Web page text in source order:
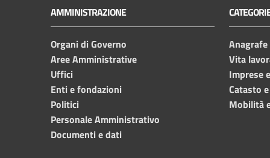
AMMINISTRAZIONE
Organi di Governo
Aree Amministrative
Uffici
Enti e fondazioni
Politici
Personale Amministrativo
Documenti e dati
Vita
Imprese
Catasto
Mobilità